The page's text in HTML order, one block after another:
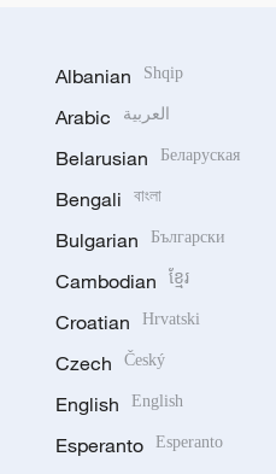
Albanian Shqip
Arabic العربية
Belarusian Беларуская
Bengali বাংলা
Bulgarian Български
Cambodian ខ្មែរ
Croatian Hrvatski
Czech Český
English English
Esperanto Esperanto